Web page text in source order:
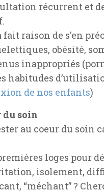
récurrent et
fait raison de s'en
obésité,
inappropriés
habitudes
de nos enfants)
du soin
au coeur du soin
loges pour
isolement,
“méchant” ?